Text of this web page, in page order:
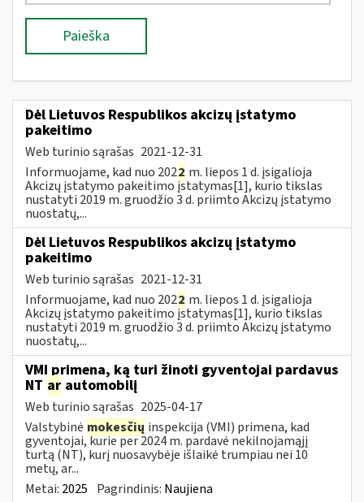
Paieška
Dėl Lietuvos Respublikos akcizų įstatymo
pakeitimo
Web turinio sąrašas 2021-12-31
Informuojame, kad nuo 2022 m. liepos 1 d. įsigalioja
Akcizų įstatymo pakeitimo įstatymas[1], kurio tikslas
nustatyti 2019 m. gruodžio 3 d. priimto Akcizų įstatymo
nuostatų,...
Dėl Lietuvos Respublikos akcizų įstatymo
pakeitimo
Web turinio sąrašas 2021-12-31
Informuojame, kad nuo 2022 m. liepos 1 d. įsigalioja
Akcizų įstatymo pakeitimo įstatymas[1], kurio tikslas
nustatyti 2019 m. gruodžio 3 d. priimto Akcizų įstatymo
nuostatų,...
VMI primena, ką turi žinoti gyventojai pardavus
NT ar automobilį
Web turinio sąrašas 2025-04-17
Valstybinė mokesčių inspekcija (VMI) primena, kad
gyventojai, kurie per 2024 m. pardavė nekilnojamąjį
turtą (NT), kurį nuosavybėje išlaikė trumpiau nei 10
metų, ar...
Metai: 2025 Pagrindinis: Naujiena